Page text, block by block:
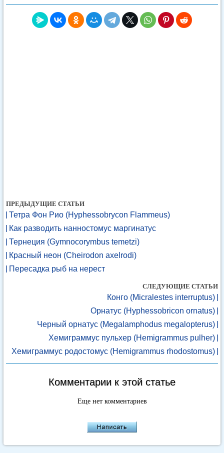
ПРЕДЫДУЩИЕ СТАТЬИ
Тетра Фон Рио (Hyphessobrycon Flammeus)
Как разводить нанностомус маргинатус
Тернеция (Gymnocorymbus temetzi)
Красный неон (Cheirodon axelrodi)
Пересадка рыб на нерест
СЛЕДУЮЩИЕ СТАТЬИ
Конго (Micralestes interruptus)
Орнатус (Hyphessobricon ornatus)
Черный орнатус (Megalamphodus megalopterus)
Хемиграммус пульхер (Hemigrammus pulher)
Хемиграммус родостомус (Hemigrammus rhodostomus)
Комментарии к этой статье
Еще нет комментариев